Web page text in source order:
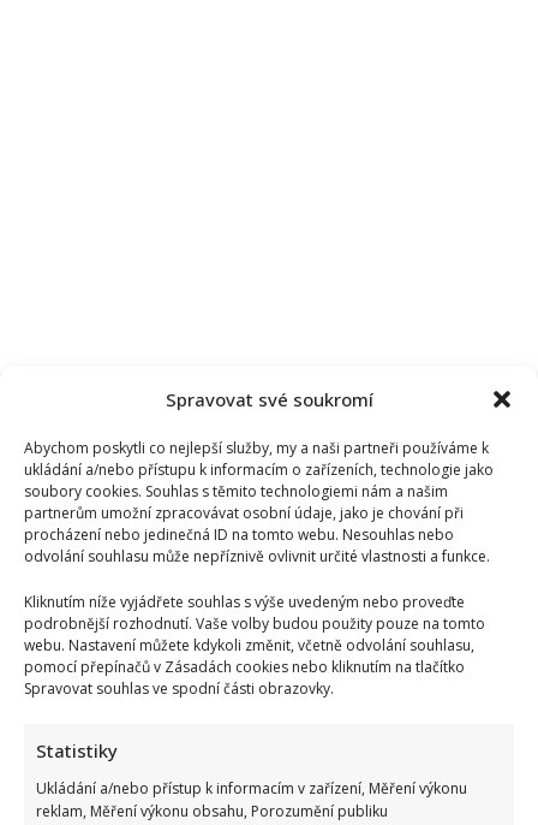
Spravovat své soukromí
Abychom poskytli co nejlepší služby, my a naši partneři používáme k
ukládání a/nebo přístupu k informacím o zařízeních, technologie jako
soubory cookies. Souhlas s těmito technologiemi nám a našim
partnerům umožní zpracovávat osobní údaje, jako je chování při
procházení nebo jedinečná ID na tomto webu. Nesouhlas nebo
odvolání souhlasu může nepříznivě ovlivnit určité vlastnosti a funkce.
Kliknutím níže vyjádřete souhlas s výše uvedeným nebo proveďte
podrobnější rozhodnutí. Vaše volby budou použity pouze na tomto
webu. Nastavení můžete kdykoli změnit, včetně odvolání souhlasu,
pomocí přepínačů v Zásadách cookies nebo kliknutím na tlačítko
Spravovat souhlas ve spodní části obrazovky.
Statistiky
Ukládání a/nebo přístup k informacím v zařízení, Měření výkonu
reklam, Měření výkonu obsahu, Porozumění publiku
Petr Rychlý slaví 61 let: Už nějakou dobu tu však vůbec
nemusel být. Za svůj život vděčí manželce